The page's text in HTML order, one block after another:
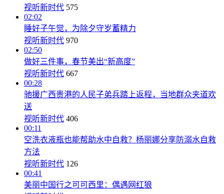
视听新时代 575
02:02
睡好子午觉，为除夕守岁蓄精力
视听新时代 970
02:50
做好三件事，春节美出“新高度”
视听新时代 667
00:28
驰援广西贵港的人民子弟兵踏上返程，当地群众夹道欢
送
视听新时代 406
00:11
空洗衣液瓶也能帮助水中自救？杨丽娜分享防溺水自救
方法
视听新时代 126
00:41
美丽中国行之可可西里：偶遇网红狼